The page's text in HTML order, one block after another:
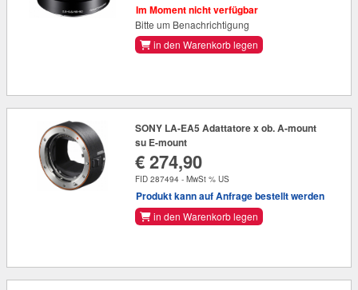
Im Moment nicht verfügbar
Bitte um Benachrichtigung
in den Warenkorb legen
SONY LA-EA5 Adattatore x ob. A-mount
su E-mount
€ 274,90
FID 287494 - MwSt % US
Produkt kann auf Anfrage bestellt werden
in den Warenkorb legen